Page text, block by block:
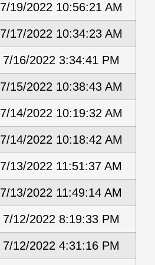
7/19/2022 10:56:21 AM
7/17/2022 10:34:23 AM
7/16/2022 3:34:41 PM
7/15/2022 10:38:43 AM
7/14/2022 10:19:32 AM
7/14/2022 10:18:42 AM
7/13/2022 11:51:37 AM
7/13/2022 11:49:14 AM
7/12/2022 8:19:33 PM
7/12/2022 4:31:16 PM